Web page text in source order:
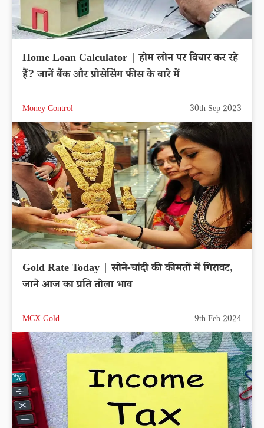
Home Loan Calculator | होम लोन पर विचार कर रहे
हैं? जानें बैंक और प्रोसेसिंग फीस के बारे में
Money Control 30th Sep 2023
Gold Rate Today | सोने-चांदी की कीमतों में गिरावट,
जाने आज का प्रति तोला भाव
MCX Gold 9th Feb 2024